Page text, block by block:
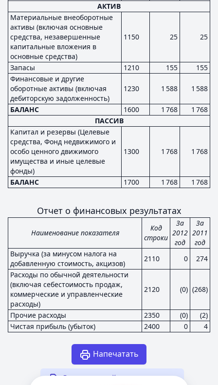
АКТИВ
Материальные внеоборотные
активы (включая основные
средства, незавершенные
капитальные вложения в
основные средства)
1150 25 25
Запасы 1210 155
155
Финансовые и другие
оборотные активы (включая
дебиторскую задолженность)
1230 1 588 1 588
БАЛАНС 1600 1 768
1 768
ПАССИВ
Капитал и резервы (Целевые
средства, Фонд недвижимого и
особо ценного движимого
имущества и иные целевые
фонды)
1300 1 768 1 768
БАЛАНС 1700 1 768 1 768
Отчет о финансовых результатах
Наименование показателя
Код
строки
За
2012
год
За
2011
год
Выручка (за минусом налога на
добавленную стоимость, акцизов)
2110 0
274
Расходы по обычной деятельности
(включая себестоимость продаж,
коммерческие и управленческие
расходы)
2120 (0) (268)
Прочие расходы 2350 (0)
(2)
Чистая прибыль (убыток)
2400 0 4
Напечатать
Другая случайная отчетность